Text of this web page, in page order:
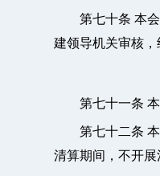
第七十条 本
建领导机关审核
第七十一条
第七十二条
清算期间，不开